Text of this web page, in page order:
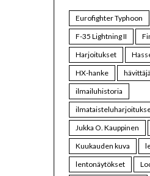
Eurofighter Typhoon
F-35 Lightning II
Harjoitukset
HX-hanke
ilmailuhistoria
Jukka O. Kauppinen
Kuukauden kuva
lentonäytökset